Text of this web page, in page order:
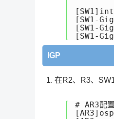
[SW1-
[SW1-
IGP
在R2、R3、
# AR3配置